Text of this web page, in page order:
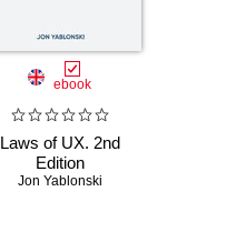
ebook
Laws of UX. 2nd
Edition
Jon Yablonski